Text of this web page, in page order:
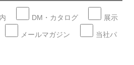
DM・カタログ 展示
メールマガジン
当社パ